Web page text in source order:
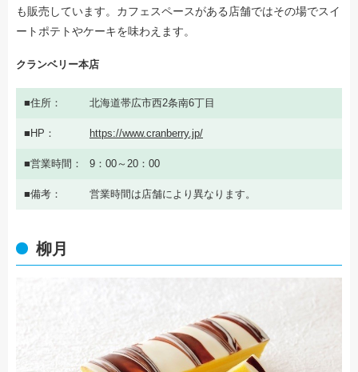
も販売しています。カフェスペースがある店舗ではその場でスイ
ートポテトやケーキを味わえます。
クランベリー本店
住所 北海道帯広市西2条南6丁目
HP https://www.cranberry.jp/
営業時間 9：00～20：00
備考 営業時間は店舗により異なります。
柳月